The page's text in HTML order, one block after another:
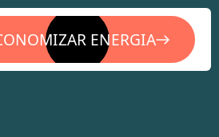
ENERGIA